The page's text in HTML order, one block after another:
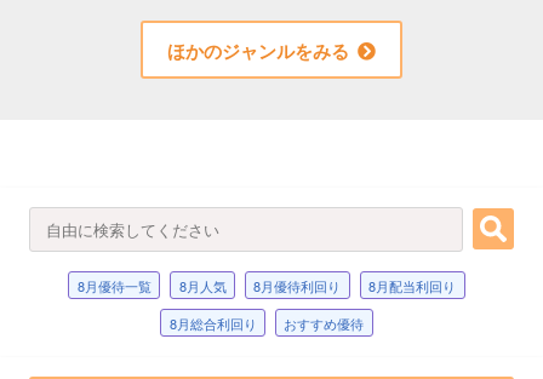
ほかのジャンルをみる
8月優待一覧 8月人気 8月優待利回り
8月配当利回り
8月総合利回り
おすすめ優待